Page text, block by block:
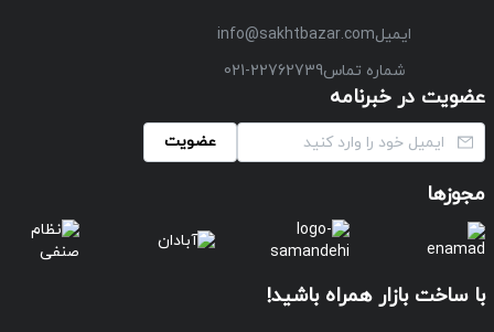
ایمیلinfo@sakhtbazar.com
شماره تماس021-22762739
عضویت در خبرنامه
عضویت
مجوزها
با ساخت بازار همراه باشید!